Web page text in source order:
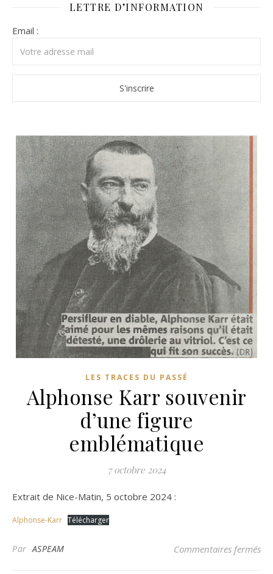
LETTRE D’INFORMATION
Email :
LES TRACES DU PASSÉ
Alphonse Karr souvenir
d’une figure
emblématique
7 octobre 2024
Extrait de Nice-Matin, 5 octobre 2024 :
Alphonse-Karr Télécharger
ParASPEAM Commentaires fermés